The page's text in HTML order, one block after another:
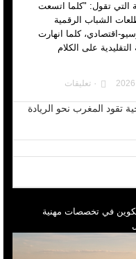
التي تقول: "كلما اتسعت
الشباب الرقمية
اقتصادي، كلما انهارت
على الكلام
٠ تعليقات
تقود المغرب نحو الريادة